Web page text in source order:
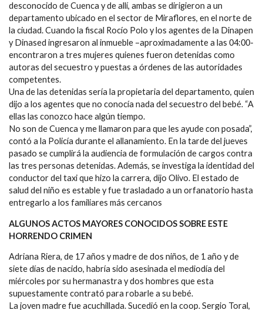
desconocido de Cuenca y de allí, ambas se dirigieron a un
departamento ubicado en el sector de Miraflores, en el norte de
la ciudad. Cuando la fiscal Rocío Polo y los agentes de la Dinapen
y Dinased ingresaron al inmueble –aproximadamente a las 04:00-
encontraron a tres mujeres quienes fueron detenidas como
autoras del secuestro y puestas a órdenes de las autoridades
competentes.
Una de las detenidas sería la propietaria del departamento, quien
dijo a los agentes que no conocía nada del secuestro del bebé. “A
ellas las conozco hace algún tiempo.
No son de Cuenca y me llamaron para que les ayude con posada”,
contó a la Policía durante el allanamiento. En la tarde del jueves
pasado se cumplirá la audiencia de formulación de cargos contra
las tres personas detenidas. Además, se investiga la identidad del
conductor del taxi que hizo la carrera, dijo Olivo. El estado de
salud del niño es estable y fue trasladado a un orfanatorio hasta
entregarlo a los familiares más cercanos
ALGUNOS ACTOS MAYORES CONOCIDOS SOBRE ESTE
HORRENDO CRIMEN
Adriana Riera, de 17 años y madre de dos niños, de 1 año y de
siete días de nacido, habría sido asesinada el mediodía del
miércoles por su hermanastra y dos hombres que esta
supuestamente contrató para robarle a su bebé.
La joven madre fue acuchillada. Sucedió en la coop. Sergio Toral,